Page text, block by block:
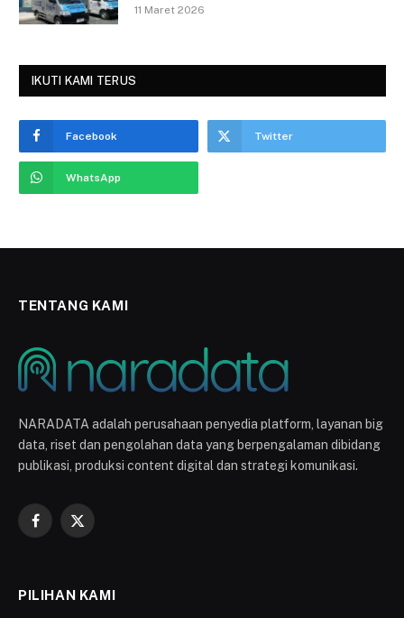
11 Maret 2026
IKUTI KAMI TERUS
Facebook Twitter
WhatsApp
TENTANG KAMI
NARADATA adalah perusahaan penyedia platform, layanan big
data, riset dan pengolahan data yang berpengalaman dibidang
publikasi, produksi content digital dan strategi komunikasi.
Facebook
X
PILIHAN KAMI